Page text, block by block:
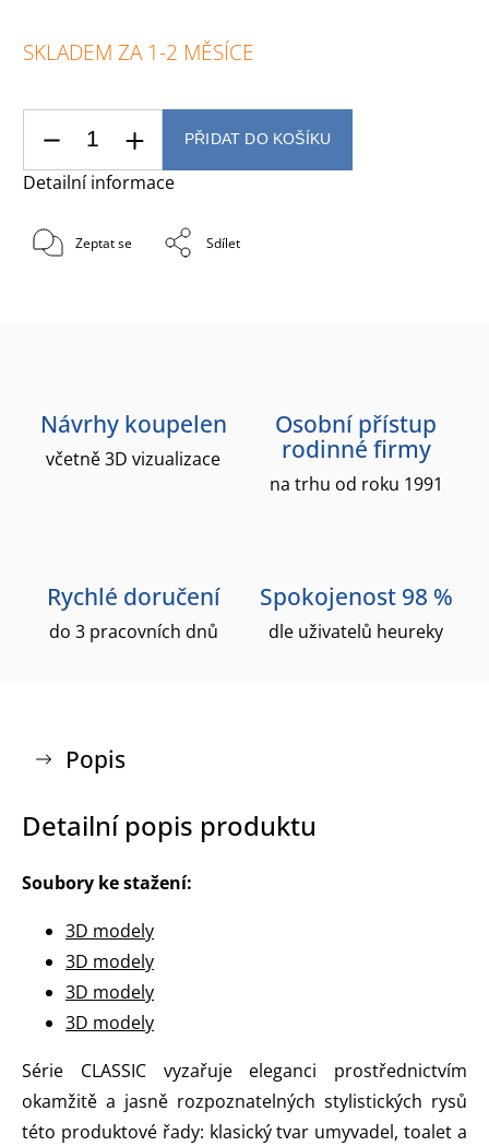
SKLADEM ZA 1-2 MĚSÍCE
PŘIDAT DO KOŠÍKU
Detailní informace
Zeptat se Sdílet
Návrhy koupelen
včetně 3D vizualizace
Osobní přístup
rodinné firmy
na trhu od roku 1991
Rychlé doručení
do 3 pracovních dnů
Spokojenost 98 %
dle uživatelů heureky
Popis
Detailní popis produktu
Soubory ke stažení:
3D modely
3D modely
3D modely
3D modely
Série CLASSIC vyzařuje eleganci prostřednictvím
okamžitě a jasně rozpoznatelných stylistických rysů
této produktové řady: klasický tvar umyvadel, toalet a